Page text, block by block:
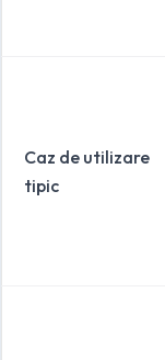
Caz de utilizare
tipic